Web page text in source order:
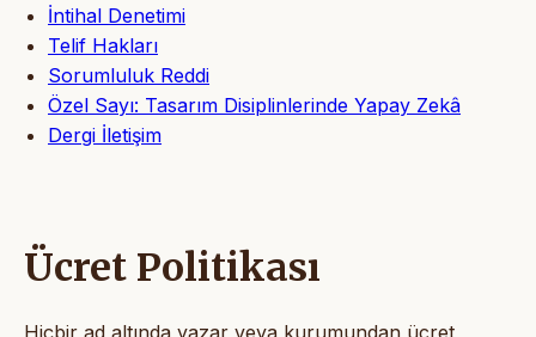
İntihal Denetimi
Telif Hakları
Sorumluluk Reddi
Özel Sayı: Tasarım Disiplinlerinde Yapay Zekâ
Dergi İletişim
Ücret Politikası